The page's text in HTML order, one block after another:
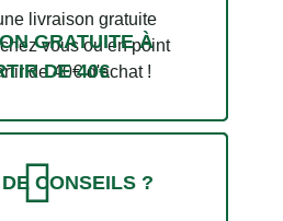
GRATUITE À
DE 40€
livraison gratuite
vous ou en point
de 40€ d'achat !
CONSEILS ?